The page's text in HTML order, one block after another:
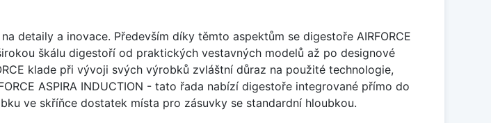
detaily a inovace. Především díky těmto aspektům se digestoře AIRFORCE
škálu digestoří od praktických vestavných modelů až po designové
klade při vývoji svých výrobků zvláštní důraz na použité technologie,
ASPIRA INDUCTION - tato řada nabízí digestoře integrované přímo do
ve skříňce dostatek místa pro zásuvky se standardní hloubkou.